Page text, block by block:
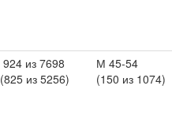
924 из 7698
(825 из 5256)
М 45-54
(150 из 1074)